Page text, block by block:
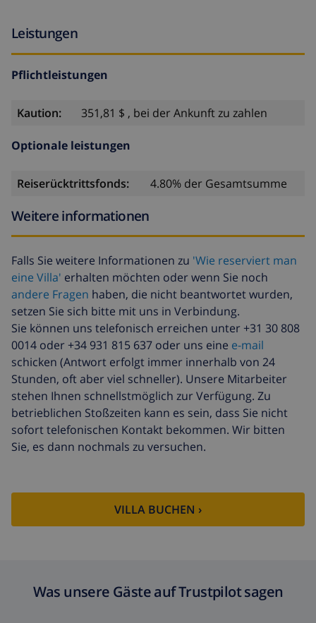
Leistungen
Pflichtleistungen
Kaution: 351,81 $ , bei der Ankunft zu zahlen
Optionale leistungen
Reiserücktrittsfonds: 4.80% der Gesamtsumme
Weitere informationen
Falls Sie weitere Informationen zu 'Wie reserviert man
eine Villa' erhalten möchten oder wenn Sie noch
andere Fragen haben, die nicht beantwortet wurden,
setzen Sie sich bitte mit uns in Verbindung.
Sie können uns telefonisch erreichen unter +31 30 808
0014 oder +34 931 815 637 oder uns eine e-mail
schicken (Antwort erfolgt immer innerhalb von 24
Stunden, oft aber viel schneller). Unsere Mitarbeiter
stehen Ihnen schnellstmöglich zur Verfügung. Zu
betrieblichen Stoßzeiten kann es sein, dass Sie nicht
sofort telefonischen Kontakt bekommen. Wir bitten
Sie, es dann nochmals zu versuchen.
VILLA BUCHEN ›
Was unsere Gäste auf Trustpilot sagen